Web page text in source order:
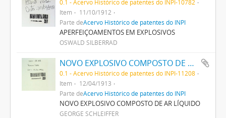
0.1 - Acervo Histórico de patentes do INPI-10782
Item
11/10/1912
Parte deAcervo Histórico de patentes do INPI
APERFEIÇOAMENTOS EM EXPLOSIVOS
OSWALD SILBERRAD
NOVO EXPLOSIVO COMPOSTO DE AR LIQUIDO
0.1 - Acervo Histórico de patentes do INPI-11208
Item
12/04/1913
Parte deAcervo Histórico de patentes do INPI
NOVO EXPLOSIVO COMPOSTO DE AR LÍQUIDO
GEORGE SCHLEIFFER